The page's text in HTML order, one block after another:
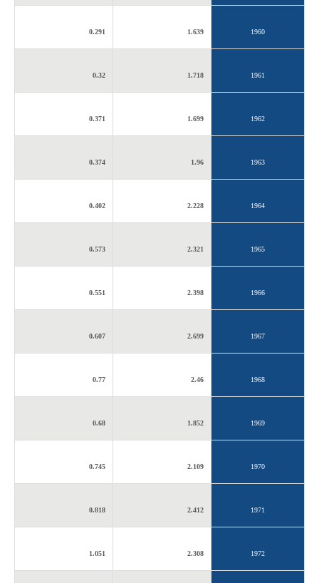
1960
1.639
0.291
1961
1.718
0.32
1962
1.699
0.371
1963
1.96
0.374
1964
2.228
0.402
1965
2.321
0.573
1966
2.398
0.551
1967
2.699
0.607
1968
2.46
0.77
1969
1.852
0.68
1970
2.109
0.745
1971
2.412
0.818
1972
2.308
1.051